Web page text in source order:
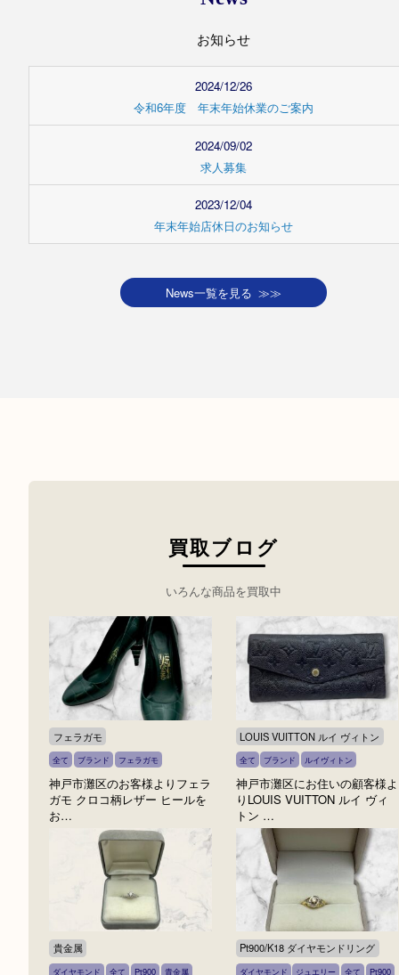
News
お知らせ
2024/12/26
令和6年度 年末年始休業のご案内
2024/09/02
2023/12/04
買取ブログ
いろんな商品を買取中
フェラガモ
ブランド フェラガモ
神戸市灘区のお客様よりフェラ
ガモ クロコ柄レザー ヒールを
お…
LOUIS VUITTON ルイ ヴィ
全て ブランド ルイヴィトン
神戸市灘区にお住いの顧
りLOUIS VUITTON ルイ
トン …